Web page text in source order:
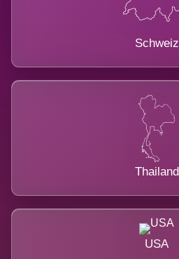
Schweiz
Thailand
USA